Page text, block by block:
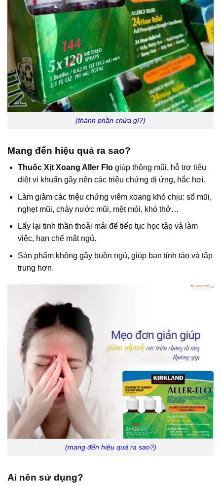
(thành phần chứa gì?)
Mang đến hiệu quả ra sao?
Thuốc Xịt Xoang Aller Flogiúp thông mũi, hỗ trợ tiêu
diệt vi khuẩn gây nên các triệu chứng dị ứng, hắc hơi.
Làm giảm các triệu chứng viêm xoang khó chịu: sổ mũi,
nghẹt mũi, chảy nước mũi, mệt mỏi, khó thở…
Lấy lại tinh thần thoải mái để tiếp tục học tập và làm
việc, hạn chế mất ngủ.
Sản phẩm không gây buồn ngủ, giúp bạn tỉnh táo và tập
trung hơn.
(mang đến hiệu quả ra sao?)
Ai nên sử dụng?